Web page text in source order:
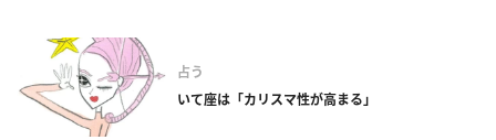
占う
いて座は「カリスマ性が高まる」